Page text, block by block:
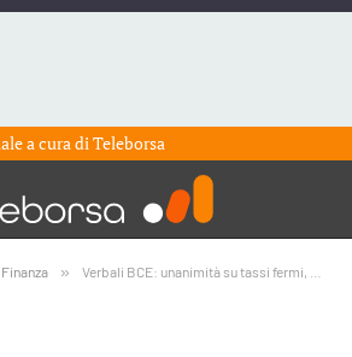
a cura diTeleborsa
Finanza » Verbali BCE: unanimità su tassi fermi, visioni diverse su rischi per inflazione